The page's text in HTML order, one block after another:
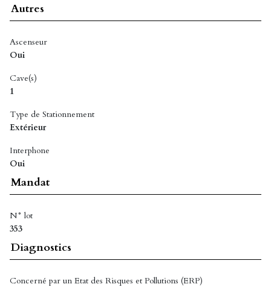
Autres
Ascenseur
Oui
Cave(s)
1
Type de Stationnement
Extérieur
Interphone
Oui
Mandat
N° lot
353
Diagnostics
Concerné par un Etat des Risques et Pollutions (ERP)